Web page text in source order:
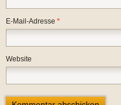
E-Mail-Adresse *
Website